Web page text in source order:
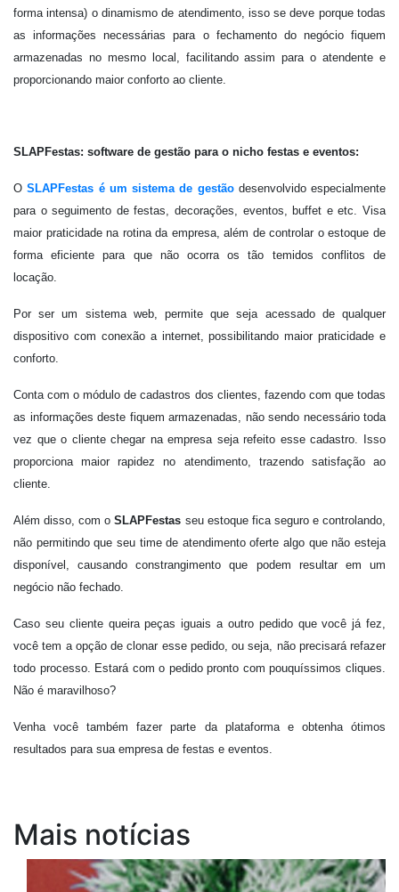
forma intensa) o dinamismo de atendimento, isso se deve porque todas
as informações necessárias para o fechamento do negócio fiquem
armazenadas no mesmo local, facilitando assim para o atendente e
proporcionando maior conforto ao cliente.
SLAPFestas: software de gestão para o nicho festas e eventos:
OSLAPFestas é um sistema de gestãodesenvolvido especialmente
para o seguimento de festas, decorações, eventos, buffet e etc. Visa
maior praticidade na rotina da empresa, além de controlar o estoque de
forma eficiente para que não ocorra os tão temidos conflitos de
locação.
Por ser um sistema web, permite que seja acessado de qualquer
dispositivo com conexão a internet, possibilitando maior praticidade e
conforto.
Conta com o módulo de cadastros dos clientes, fazendo com que todas
as informações deste fiquem armazenadas, não sendo necessário toda
vez que o cliente chegar na empresa seja refeito esse cadastro. Isso
proporciona maior rapidez no atendimento, trazendo satisfação ao
cliente.
Além disso, com oSLAPFestas seu estoque fica seguro e controlando,
não permitindo que seu time de atendimento oferte algo que não esteja
disponível, causando constrangimento que podem resultar em um
negócio não fechado.
Caso seu cliente queira peças iguais a outro pedido que você já fez,
você tem a opção de clonar esse pedido, ou seja, não precisará refazer
todo processo. Estará com o pedido pronto com pouquíssimos cliques.
Não é maravilhoso?
Venha você também fazer parte da plataforma e obtenha ótimos
resultados para sua empresa de festas e eventos.
Mais notícias